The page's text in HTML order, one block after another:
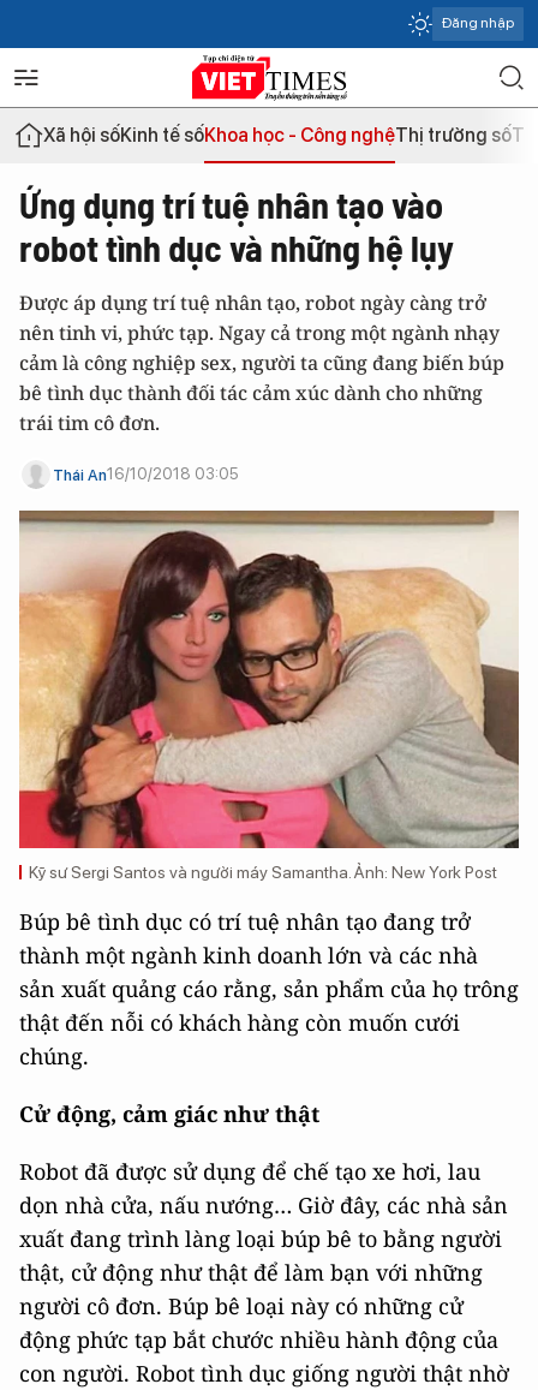
Đăng nhập
Xã hội sốKinh tế sốKhoa học - Công nghệThị trường số
Ứng dụng trí tuệ nhân tạo vào
robot tình dục và những hệ lụy
Được áp dụng trí tuệ nhân tạo, robot ngày càng trở
nên tinh vi, phức tạp. Ngay cả trong một ngành nhạy
cảm là công nghiệp sex, người ta cũng đang biến búp
bê tình dục thành đối tác cảm xúc dành cho những
trái tim cô đơn.
Thái An16/10/2018 03:05
Kỹ sư Sergi Santos và người máy Samantha. Ảnh: New York Post
Búp bê tình dục có trí tuệ nhân tạo đang trở
thành một ngành kinh doanh lớn và các nhà
sản xuất quảng cáo rằng, sản phẩm của họ trông
thật đến nỗi có khách hàng còn muốn cưới
chúng.
Cử động, cảm giác như thật
Robot đã được sử dụng để chế tạo xe hơi, lau
dọn nhà cửa, nấu nướng… Giờ đây, các nhà sản
xuất đang trình làng loại búp bê to bằng người
thật, cử động như thật để làm bạn với những
người cô đơn. Búp bê loại này có những cử
động phức tạp bắt chước nhiều hành động của
con người. Robot tình dục giống người thật nhờ